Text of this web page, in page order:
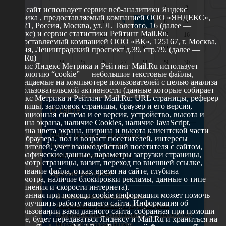
1
2
3
4 5 6 7 8
9
10
11 12 13 14 15
16
17
18 19 20 21 22
23
24
25 26 27 28 29
30
31
О сайте
629802 г. Ноябрьск, ул. Республики, 49
Телефон: +7 (3496) 35-37-49
E-mail: udsm@noyabrsk.yanao.ru
Другие ресурсы
Администрация города Ноябрьска
Департамент образования города Ноябрьска
Департамент молодежной политики и туризма ЯНАО
Окружной молодежный центр
Этот сайт использует сервис веб-аналитики Яндекс
Метрика , предоставляемый компанией ООО «ЯНДЕКС»,
119021, Россия, Москва, ул. Л. Толстого, 16 (далее —
Яндекс) и сервис статистики Рейтинг Mail.Ru,
предоставляемый компанией ООО «ВК», 125167, г. Москва,
Россия, Ленинградский проспект д.39, стр.79. (далее —
Mail.Ru)
Сервис Яндекс Метрика и Рейтинг Mail.Ru использует
технологию “cookie” — небольшие текстовые файлы,
размещаемые на компьютере пользователей с целью анализа
их пользовательской активности (данные которые собирает
Яндекс Метрика и Рейтинг Mail.Ru: URL страницы, реферер
страницы, заголовок страницы, браузер и его версия,
операционная система и ее версия, устройство, высота и
ширина экрана, наличие Cookies, наличие JavaScript,
глубина цвета экрана, ширина и высота клиентской части
окна браузера, пол и возраст посетителей, интересы
посетителей, учет взаимодействий посетителя с сайтом,
географические данные, параметры загрузки страницы,
просмотр страницы, визит, переход по внешней ссылке,
cкачивание файла, отказ, время на сайте, глубина
просмотра, наличие блокировки рекламы, данные о типе
соединения и скорости интернета).
Собранная при помощи cookie информация может помочь
нам улучшить работу нашего сайта. Информация об
использовании вами данного сайта, собранная при помощи
cookie, будет передаваться Яндексу и Mail.Ru и храниться на